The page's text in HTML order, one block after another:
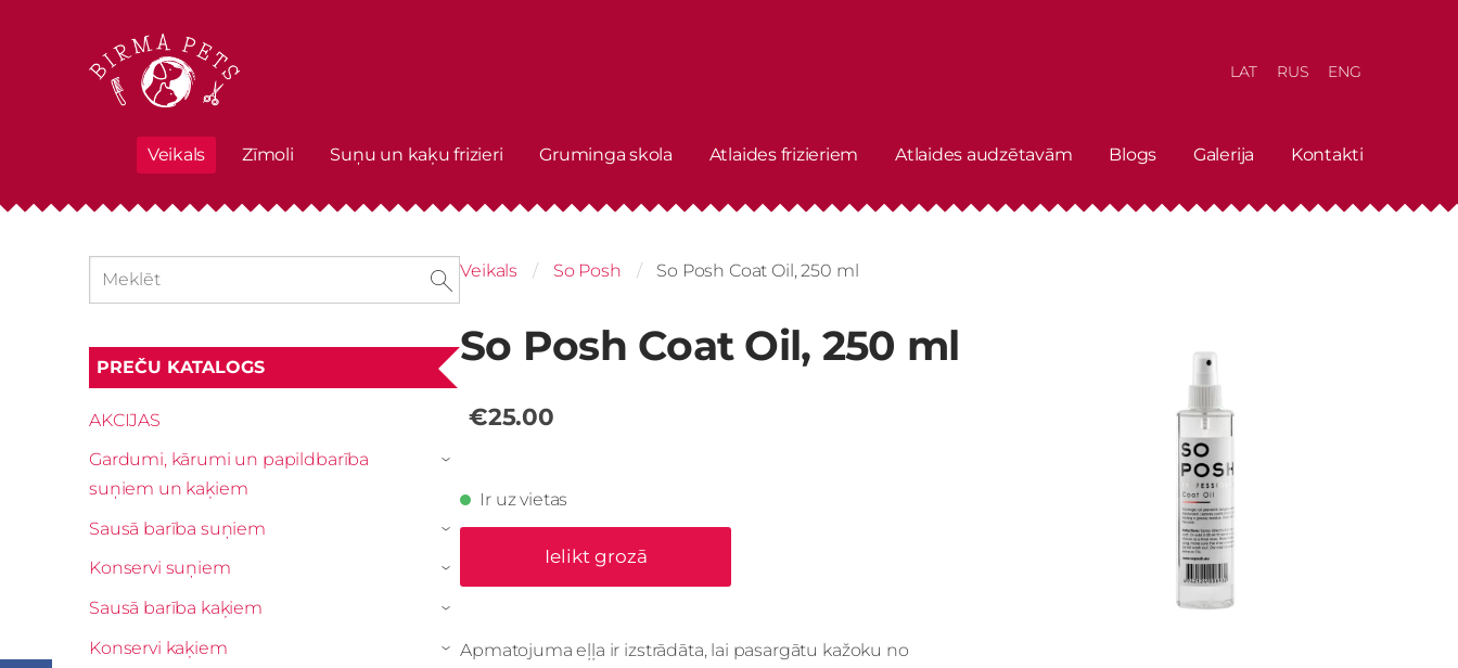
Veikals Zīmoli Suņu un kaķu frizieri Gruminga skola Atlaides frizieriem Atlaides audzētavām Blogs Galerija Kontakti
LAT RUS ENG
PREČU KATALOGS
AKCIJAS
Gardumi, kārumi un papildbarība
suņiem un kaķiem
›
Sausā barība suņiem ›
Konservi suņiem ›
Sausā barība kaķiem ›
Konservi kaķiem ›
Veikals So Posh So Posh Coat Oil, 250 ml
So Posh Coat Oil, 250 ml
€25.00
Ir uz vietas
Ielikt grozā
Apmatojuma eļļa ir izstrādāta, lai pasargātu kažoku no